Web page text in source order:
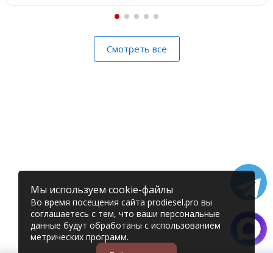
Смотреть все
Мы используем cookie-файлы
Во время посещения сайта prodiesel.pro вы
соглашаетесь с тем, что ваши персональные
данные будут обработаны с использованием
метрических программ.